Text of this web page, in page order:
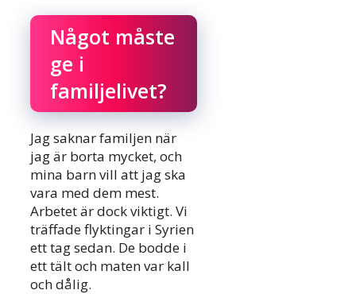
Något måste
ge i
familjelivet?
Jag saknar familjen när
jag är borta mycket, och
mina barn vill att jag ska
vara med dem mest.
Arbetet är dock viktigt. Vi
träffade flyktingar i Syrien
ett tag sedan. De bodde i
ett tält och maten var kall
och dålig.